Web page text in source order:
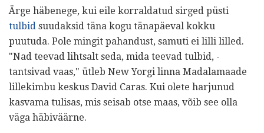
Ärge häbenege, kui eile korraldatud sirged püsti
tulbid suudaksid täna kogu tänapäeval kokku
puutuda. Pole mingit pahandust, samuti ei lilli lilled.
"Nad teevad lihtsalt seda, mida teevad tulbid, -
tantsivad vaas," ütleb New Yorgi linna Madalamaade
lillekimbu keskus David Caras. Kui olete harjunud
kasvama tulisas, mis seisab otse maas, võib see olla
väga häbiväärne.